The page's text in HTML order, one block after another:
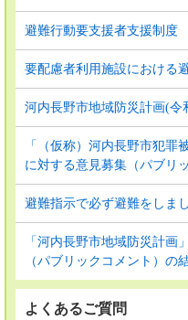
避難行動要支援者支援制度
要配慮者利用施設における
河内長野市地域防災計画(令
「（仮称）河内長野市犯罪
に対する意見募集（パブリ
避難指示で必ず避難をしま
「河内長野市地域防災計画
（パブリックコメント）の
よくあるご質問